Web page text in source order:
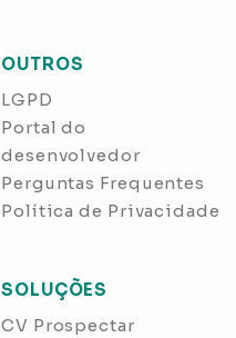
OUTROS
LGPD
Portal do
desenvolvedor
Perguntas Frequentes
Política de Privacidade
SOLUÇÕES
CV Prospectar